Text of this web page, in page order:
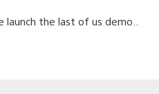
launch the last of us demo..